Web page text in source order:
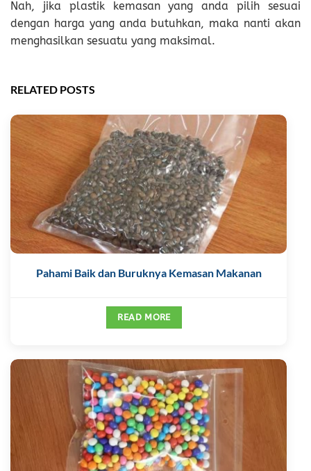
Nah, jika plastik kemasan yang anda pilih sesuai
dengan harga yang anda butuhkan, maka nanti akan
menghasilkan sesuatu yang maksimal.
RELATED POSTS
Pahami Baik dan Buruknya Kemasan Makanan
READ MORE